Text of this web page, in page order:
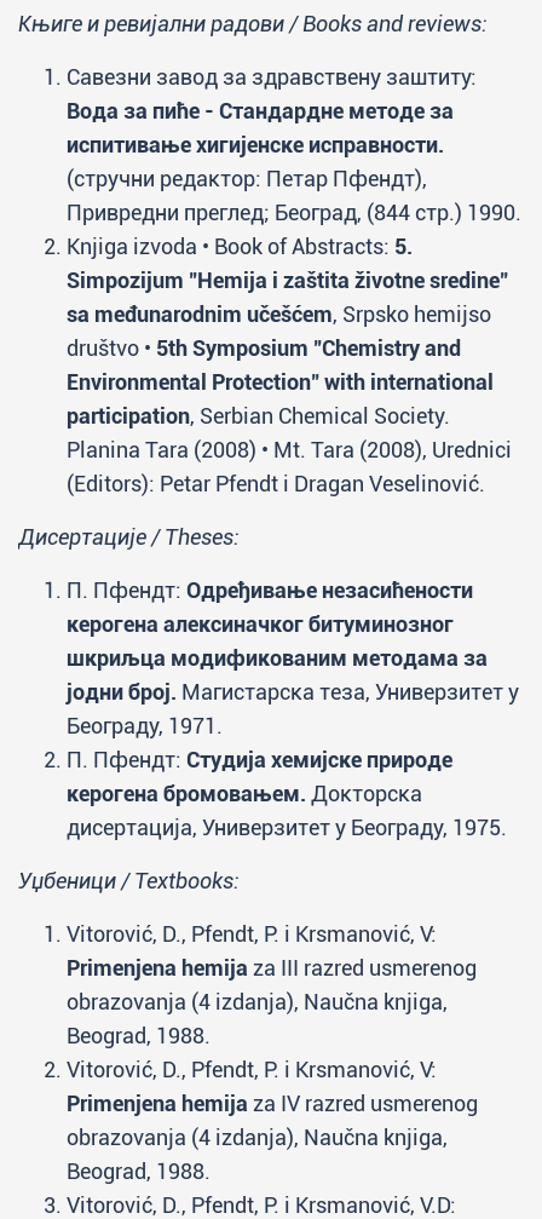
Књиге и ревијални радови / Books and reviews:
Савезни завод за здравствену заштиту:
Вода за пиће - Стандардне методе за
испитивање хигијенске исправности.
(стручни редактор: Петар Пфендт),
Привредни преглед; Београд, (844 стр.) 1990.
Knjiga izvoda • Book of Abstracts: 5.
Simpozijum "Hemija i zaštita životne sredine"
sa međunarodnim učešćem, Srpsko hemijso
društvo • 5th Symposium "Chemistry and
Environmental Protection" with international
participation, Serbian Chemical Society.
Planina Tara (2008) • Mt. Tara (2008), Urednici
(Editors): Petar Pfendt i Dragan Veselinović.
Дисертације / Theses:
П. Пфендт: Одређивање незасићености
керогена алексиначког битуминозног
шкриљца модификованим методама за
јодни број. Магистарска теза, Универзитет у
Београду, 1971.
П. Пфендт: Студија хемијске природе
керогена бромовањем. Докторска
дисертација, Универзитет у Београду, 1975.
Уџбеници / Textbooks:
Vitorović, D., Pfendt, P. i Krsmanović, V:
Primenjena hemija za III razred usmerenog
obrazovanja (4 izdanja), Naučna knjiga,
Beograd, 1988.
Vitorović, D., Pfendt, P. i Krsmanović, V:
Primenjena hemija za IV razred usmerenog
obrazovanja (4 izdanja), Naučna knjiga,
Beograd, 1988.
Vitorović, D., Pfendt, P. i Krsmanović, V.D: